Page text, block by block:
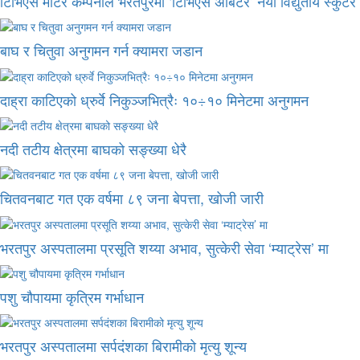
बाघ र चितुवा अनुगमन गर्न क्यामरा जडान
दाह्रा काटिएको ध्रुर्वे निकुञ्जभित्रैः १०÷१० मिनेटमा अनुगमन
नदी तटीय क्षेत्रमा बाघको सङ्ख्या धेरै
चितवनबाट गत एक वर्षमा ८९ जना बेपत्ता, खोजी जारी
भरतपुर अस्पतालमा प्रसूति शय्या अभाव, सुत्केरी सेवा ‘म्याट्रेस’ मा
पशु चौपायमा कृत्रिम गर्भाधान
भरतपुर अस्पतालमा सर्पदंशका बिरामीको मृत्यु शून्य